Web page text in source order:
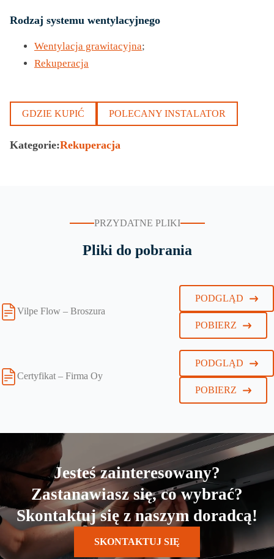
Rodzaj systemu wentylacyjnego
Wentylacja grawitacyjna;
Rekuperacja
GDZIE KUPIĆ POLECANY INSTALATOR
Kategorie:Rekuperacja
PRZYDATNE PLIKI
Pliki do pobrania
Vilpe Flow – Broszura
PODGLĄD
POBIERZ
Certyfikat – Firma Oy
PODGLĄD
POBIERZ
Jesteś zainteresowany?
Zastanawiasz się, co wybrać?
Skontaktuj się z naszym doradcą!
SKONTAKTUJ SIĘ